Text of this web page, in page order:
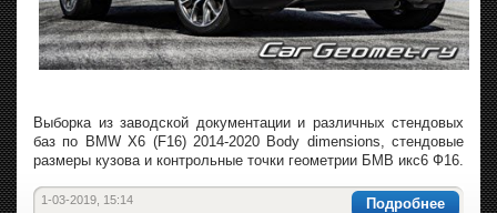
Выборка из заводской документации и различных стендовых
баз по BMW X6 (F16) 2014-2020 Body dimensions, стендовые
размеры кузова и контрольные точки геометрии БМВ икс6 Ф16.
Подробнее
1-03-2019, 15:14